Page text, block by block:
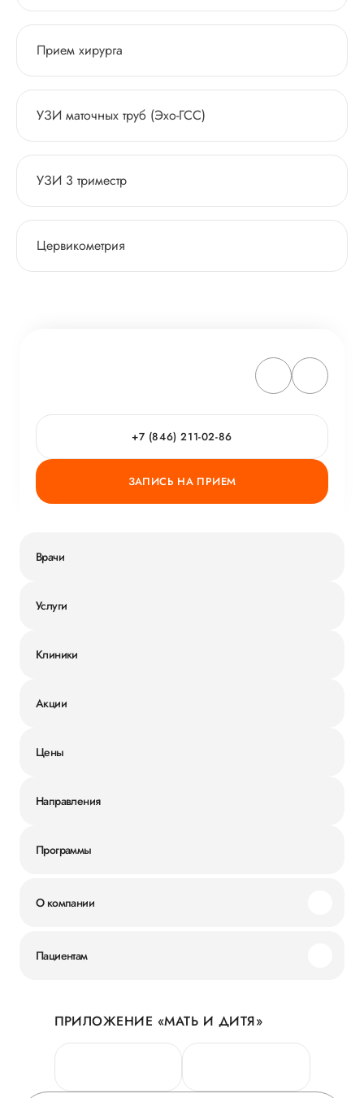
Прием хирурга
УЗИ маточных труб (Эхо-ГСС)
УЗИ 3 триместр
Цервикометрия
+7 (846) 211-02-86
ЗАПИСЬ НА ПРИЕМ
Врачи
Услуги
Клиники
Акции
Цены
Направления
Программы
О компании
Новости
Руководство
Сотрудничество
Пациентам
Личный кабинет
Персональные данные
Горячая линия качества
ПРИЛОЖЕНИЕ «МАТЬ И ДИТЯ»